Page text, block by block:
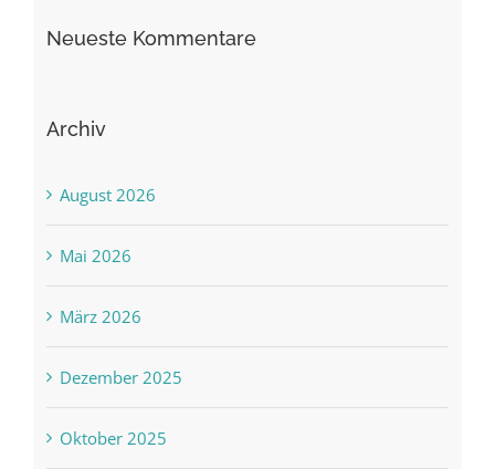
Neueste Kommentare
Archiv
August 2026
Mai 2026
März 2026
Dezember 2025
Oktober 2025